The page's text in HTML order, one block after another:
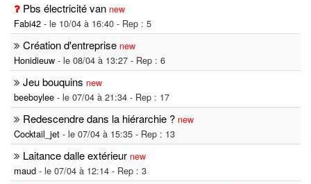
Pbs électricité van new
Fabi42 - le 10/04 à 16:40 - Rep : 5
Création d'entreprise new
Honidieuw - le 08/04 à 13:27 - Rep : 6
Jeu bouquins new
beeboylee - le 07/04 à 21:34 - Rep : 17
Redescendre dans la hiérarchie ? new
Cocktail_jet - le 07/04 à 15:35 - Rep : 13
Laitance dalle extérieur new
maud - le 07/04 à 12:14 - Rep : 3